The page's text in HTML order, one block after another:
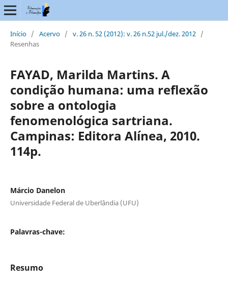
Início / Acervo / v. 26 n. 52 (2012): v. 26 n.52 jul./dez. 2012 /
Resenhas
FAYAD, Marilda Martins. A
condição humana: uma reflexão
sobre a ontologia
fenomenológica sartriana.
Campinas: Editora Alínea, 2010.
114p.
Márcio Danelon
Universidade Federal de Uberlândia (UFU)
Palavras-chave:
Resumo